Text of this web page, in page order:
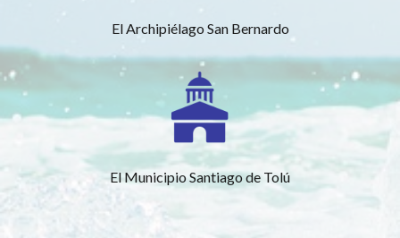
El Archipiélago San Bernardo
El Municipio Santiago de Tolú